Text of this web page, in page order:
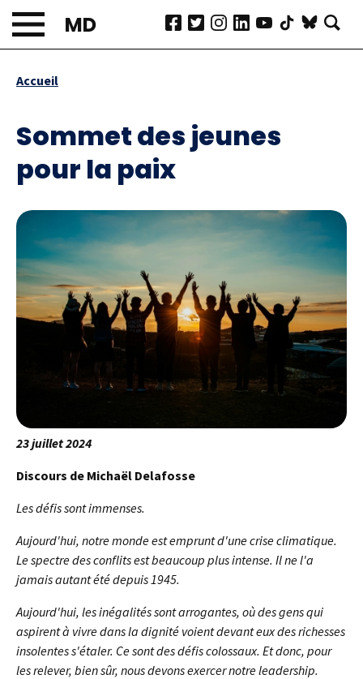
Aller
au
contenu
MD
Fil
Accueil
Sommet des jeunes
pour la paix
23 juillet 2024
Discours de Michaël Delafosse
Les défis sont immenses.
Aujourd'hui, notre monde est emprunt d'une crise climatique.
Le spectre des conflits est beaucoup plus intense. Il ne l'a
jamais autant été depuis 1945.
Aujourd'hui, les inégalités sont arrogantes, où des gens qui
aspirent à vivre dans la dignité voient devant eux des richesses
insolentes s'étaler. Ce sont des défis colossaux. Et donc, pour
les relever, bien sûr, nous devons exercer notre leadership.